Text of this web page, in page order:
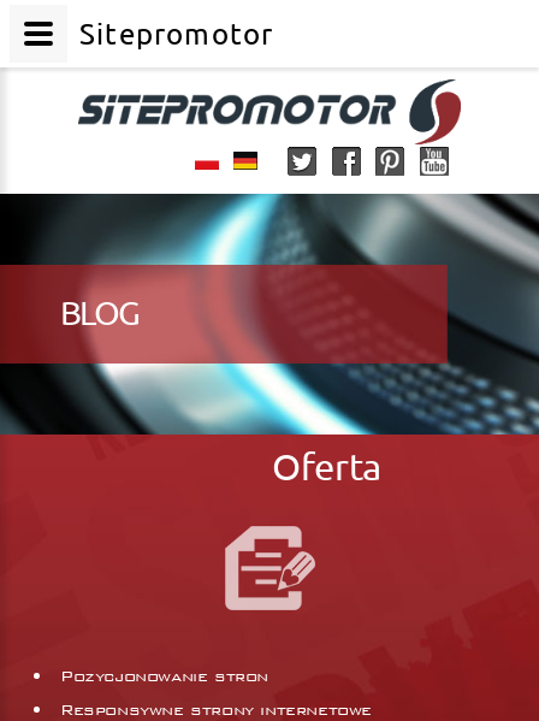
BLOG
Oferta
Pozycjonowanie stron
Responsywne strony internetowe
Sitepromotor